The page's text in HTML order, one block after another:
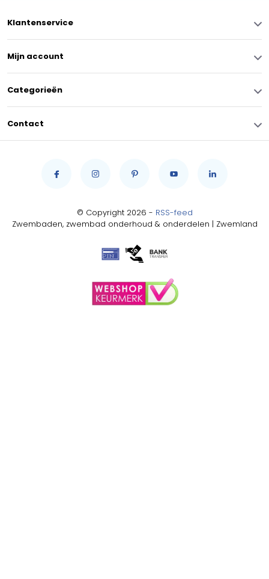
Klantenservice
Mijn account
Categorieën
Contact
© Copyright 2026 - RSS-feed
Zwembaden, zwembad onderhoud & onderdelen | Zwemland